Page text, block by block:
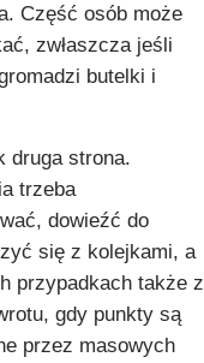
Część osób może
zwłaszcza jeśli
butelki i
druga strona.
trzeba
dowieźć do
się z kolejkami, a
przypadkach także z
gdy punkty są
przez masowych